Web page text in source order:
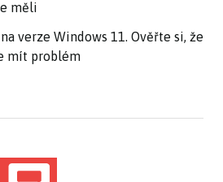
měli
verze Windows 11. Ověřte si, že
mít problém